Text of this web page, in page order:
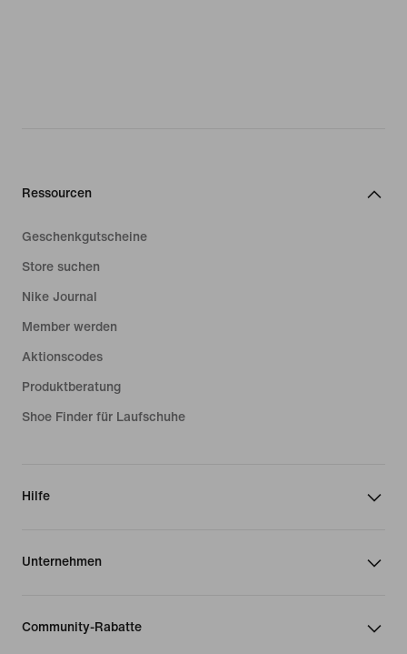
Ressourcen
Geschenkgutscheine
Store suchen
Nike Journal
Member werden
Aktionscodes
Produktberatung
Shoe Finder für Laufschuhe
Hilfe
Unternehmen
Community-Rabatte